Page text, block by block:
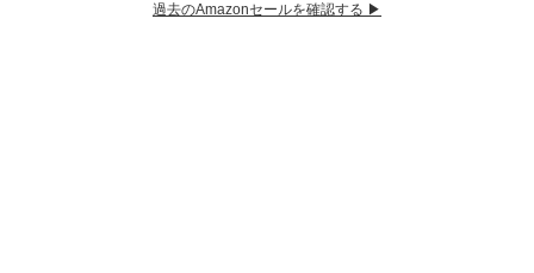
過去のAmazonセールを確認する ▶︎